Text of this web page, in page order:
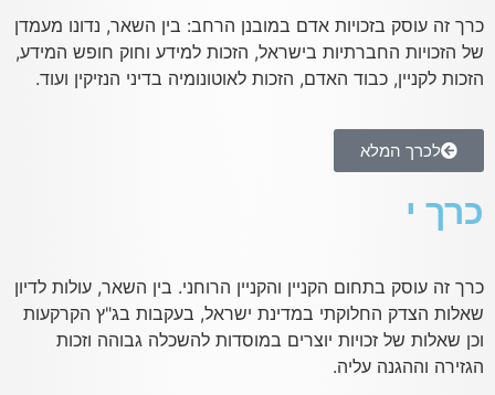
כרך זה עוסק בזכויות אדם במובנן הרחב: בין השאר, נדונו מעמדן
של הזכויות החברתיות בישראל, הזכות למידע וחוק חופש המידע,
הזכות לקניין, כבוד האדם, הזכות לאוטונומיה בדיני הנזיקין ועוד.
לכרך המלא
כרך י
כרך זה עוסק בתחום הקניין והקניין הרוחני. בין השאר, עולות לדיון
שאלות הצדק החלוקתי במדינת ישראל, בעקבות בג"ץ הקרקעות
וכן שאלות של זכויות יוצרים במוסדות להשכלה גבוהה וזכות
הגזירה וההגנה עליה.